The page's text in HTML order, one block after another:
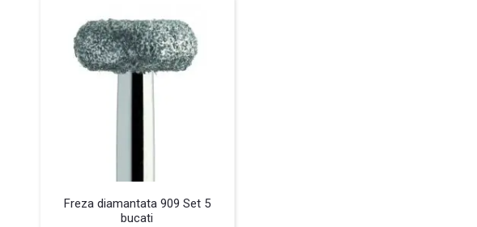
Freza diamantata 909 Set 5
bucati